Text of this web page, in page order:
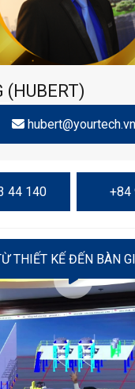
(HUBERT)
hubert@yourtech.vn
44 140 +84
VIDEO
TIN TỨC MỚI
viên KẾ TOÁN